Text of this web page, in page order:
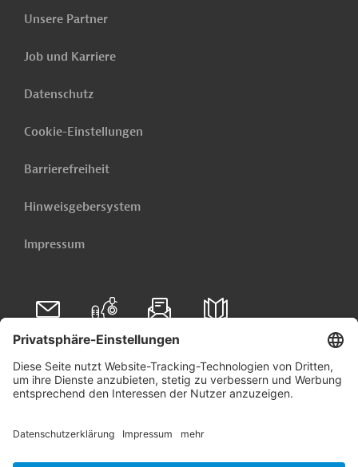
Unsere Partner
Job und Karriere
Datenschutz
Cookie-Einstellungen
Barrierefreiheit
Hinweisgebersystem
Impressum
Folgen Sie uns auf
Linkedin